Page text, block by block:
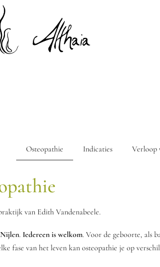
Osteopathie Indicaties Verloop
van Edith Vandenabeele.
. Iedereen is welkom. Voor de geboorte, als
fase van het leven kan osteopathie je op